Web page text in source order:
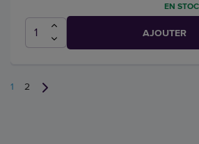
EN
AJOUTER
1 2